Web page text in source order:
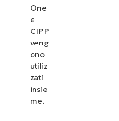
One
e
CIPP
veng
ono
utiliz
zati
insie
me.